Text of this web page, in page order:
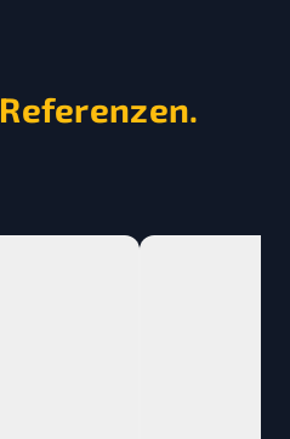
Referenzen.